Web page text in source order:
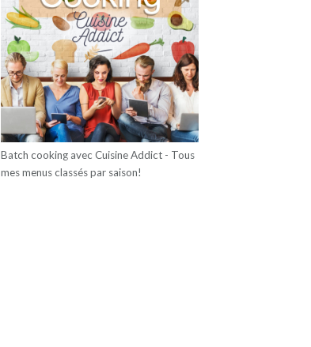
Batch cooking avec Cuisine Addict - Tous
mes menus classés par saison!